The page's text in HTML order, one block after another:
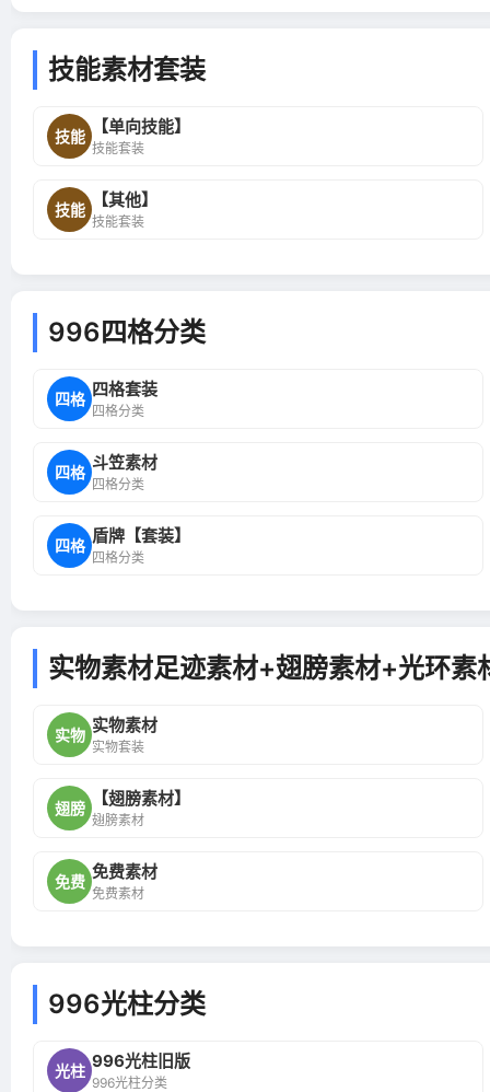
技能素材套装
技能 【单向技能】
技能套装
技能 【其他】
技能套装
996四格分类
四格 四格套装
四格分类
四格 斗笠素材
四格分类
四格 盾牌【套装】
四格分类
实物素材足迹素材+翅膀素材+光环
实物 实物素材
实物套装
翅膀 【翅膀素材】
翅膀素材
免费 免费素材
免费素材
996光柱分类
光柱 996光柱旧版
996光柱分类